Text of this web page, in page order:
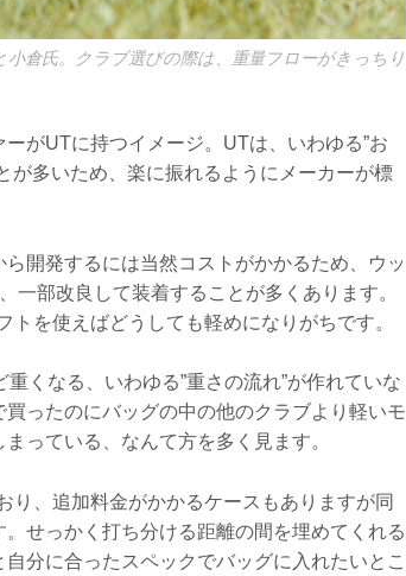
倉氏。クラブ選びの際は、重量フローがきっちり
がUTに持つイメージ。UTは、いわゆる”お
が多いため、楽に振れるようにメーカーが標
開発するには当然コストがかかるため、ウッ
一部改良して装着することが多くあります。
を使えばどうしても軽めになりがちです。
くなる、いわゆる”重さの流れ”が作れていな
ったのにバッグの中の他のクラブより軽いモ
っている、なんて方を多く見ます。
、追加料金がかかるケースもありますが同
せっかく打ち分ける距離の間を埋めてくれる
分に合ったスペックでバッグに入れたいとこ